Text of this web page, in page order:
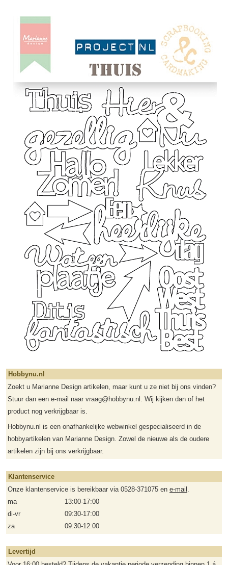
Hobbynu.nl
Zoekt u Marianne Design artikelen, maar kunt u ze niet bij ons vinden?
Stuur dan een e-mail naar vraag@hobbynu.nl. Wij kijken dan of het
product nog verkrijgbaar is.
Hobbynu.nl is een onafhankelijke webwinkel gespecialiseerd in de
hobbyartikelen van Marianne Design. Zowel de nieuwe als de oudere
artikelen zijn bij ons verkrijgbaar.
Klantenservice
Onze klantenservice is bereikbaar via 0528-371075 en e-mail .
ma
13:00-17:00
di-vr
09:30-17:00
za
09:30-12:00
Levertijd